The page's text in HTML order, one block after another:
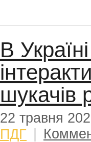
В
шукачів
22 травня
ПДГ